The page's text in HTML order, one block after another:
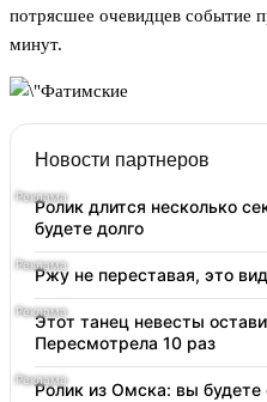
потрясшее очевидцев событие
минут.
Новости партнеров
Ролик длится несколько
будете долго
Ржу не переставая, это
Этот танец невесты
Пересмотрела 10 раз
Ролик из Омска: вы будете